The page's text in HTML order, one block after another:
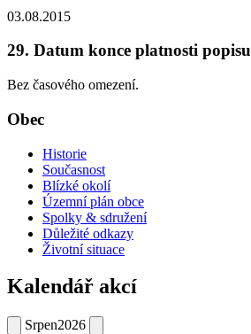
03.08.2015
29. Datum konce platnosti popisu
Bez časového omezení.
Obec
Historie
Současnost
Blízké okolí
Územní plán obce
Spolky & sdružení
Důležité odkazy
Životní situace
Kalendář akcí
Srpen2026